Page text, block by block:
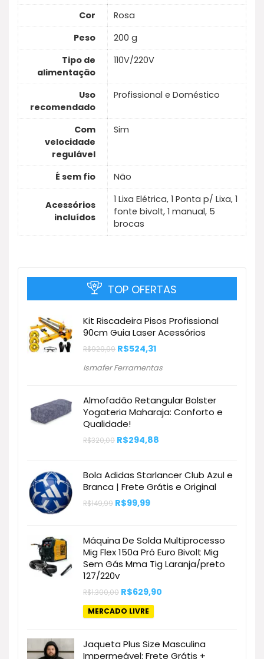
Cor
Rosa
Peso
200 g
Tipo de
alimentação
110V/220V
Uso
recomendado
Profissional e Doméstico
Com
velocidade
regulável
Sim
É sem fio Não
Acessórios
incluídos
1 Lixa Elétrica, 1 Ponta p/ Lixa, 1
fonte bivolt, 1 manual, 5
brocas
TOP OFERTAS
Kit Riscadeira Pisos Profissional
90cm Guia Laser Acessórios
R$929,99 O
original
R$524,31
atual
Ismafer Ferramentas
Almofadão Retangular Bolster
Yogateria Maharaja: Conforto e
Qualidade!
R$320,00 O
R$320,00.
R$294,88
R$294,88.
Bola Adidas Starlancer Club Azul e
Branca | Frete Grátis e Original
R$149,99 O
R$149,99.
R$99,99O
R$99,99.
Máquina De Solda Multiprocesso
Mig Flex 150a Pró Euro Bivolt Mig
Sem Gás Mma Tig Laranja/preto
127/220v
R$1.300,00 O
original
era:
R$629,90
MERCADO LIVRE
Jaqueta Plus Size Masculina
Impermeável: Frete Grátis +